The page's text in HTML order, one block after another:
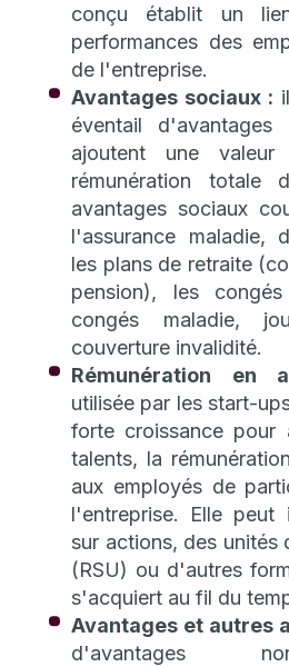
conçu établit un
performances des
de l'entreprise.
Avantages sociaux :
éventail
ajoutent une
rémunération totale
avantages sociaux
l'assurance maladie,
les plans de retraite
pension), les
congés maladie,
couverture invalidité.
Rémunération en
utilisée par les start-
forte croissance pour
talents, la
aux employés de
l'entreprise. Elle peut
sur actions, des unités
(RSU) ou d'autres
s'acquiert au fil du
Avantages et autres
d'avantages